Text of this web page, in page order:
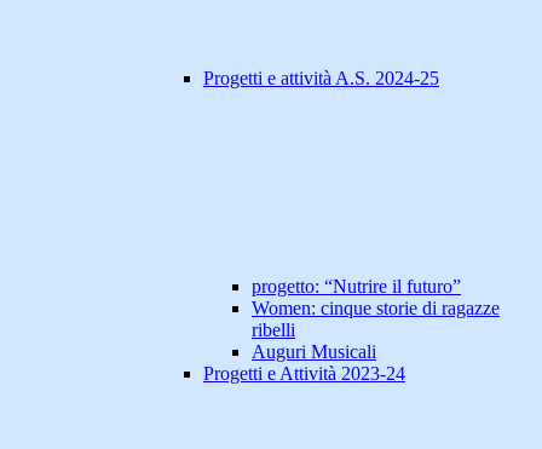
Progetti e attività A.S. 2024-25
progetto: “Nutrire il futuro”
Women: cinque storie di ragazze
ribelli
Auguri Musicali
Progetti e Attività 2023-24